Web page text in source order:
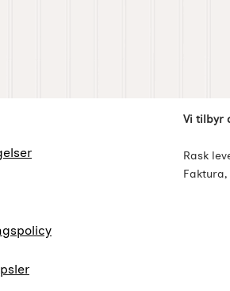
Blandet informasjonVi tilbyr
Rask